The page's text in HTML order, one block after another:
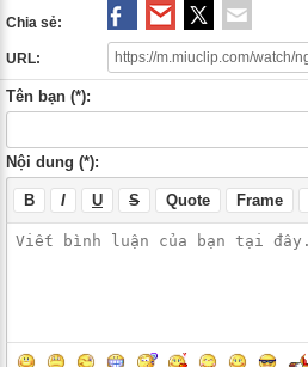
Chia sẻ:
URL:
Tên bạn (*):
Nội dung (*):
B I U S Quote Frame